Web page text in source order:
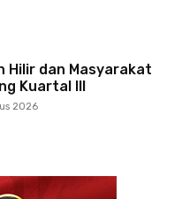
Hilir dan Masyarakat
Kuartal III
2026